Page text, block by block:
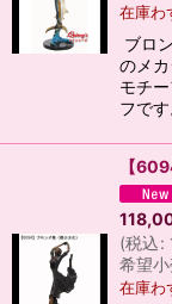
在庫わ
ブロ
のメ
モチ
フで
【
(税込:
希望
在庫わ